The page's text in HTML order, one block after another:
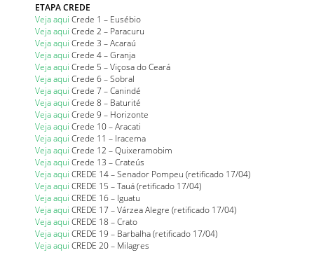
ETAPA CREDE
Veja aqui Crede 1 – Eusébio
Veja aqui Crede 2 – Paracuru
Veja aqui Crede 3 – Acaraú
Veja aqui Crede 4 – Granja
Veja aqui Crede 5 – Viçosa do Ceará
Veja aqui Crede 6 – Sobral
Veja aqui Crede 7 – Canindé
Veja aqui Crede 8 – Baturité
Veja aqui Crede 9 – Horizonte
Veja aqui Crede 10 – Aracati
Veja aqui Crede 11 – Iracema
Veja aqui Crede 12 – Quixeramobim
Veja aqui Crede 13 – Crateús
Veja aqui CREDE 14 – Senador Pompeu (retificado 17/04)
Veja aqui CREDE 15 – Tauá (retificado 17/04)
Veja aqui CREDE 16 – Iguatu
Veja aqui CREDE 17 – Várzea Alegre (retificado 17/04)
Veja aqui CREDE 18 – Crato
Veja aqui CREDE 19 – Barbalha (retificado 17/04)
Veja aqui CREDE 20 – Milagres